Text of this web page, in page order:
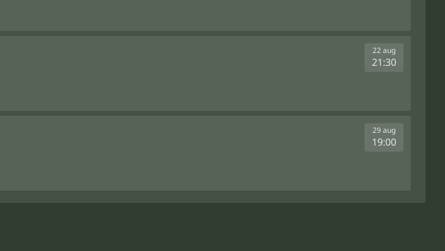
22 aug
21:30
29 aug
19:00